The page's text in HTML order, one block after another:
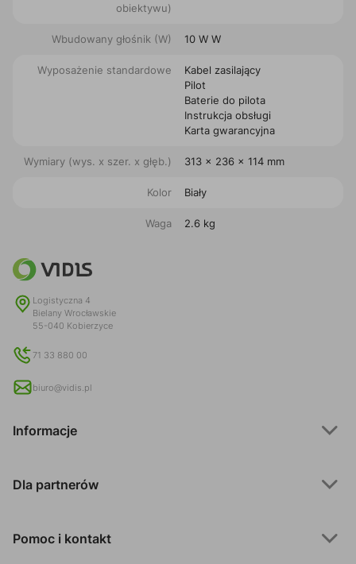
obiektywu)
Wbudowany głośnik (W) 10 W W
Wyposażenie standardowe
Kabel zasilający
Pilot
Baterie do pilota
Instrukcja obsługi
Karta gwarancyjna
Wymiary (wys. x szer. x głęb.) 313 x 236 x 114 mm
Kolor Biały
Waga 2.6 kg
Logistyczna 4
Bielany Wrocławskie
55-040 Kobierzyce
71 33 880 00
biuro@vidis.pl
Informacje
Dla partnerów
Pomoc i kontakt